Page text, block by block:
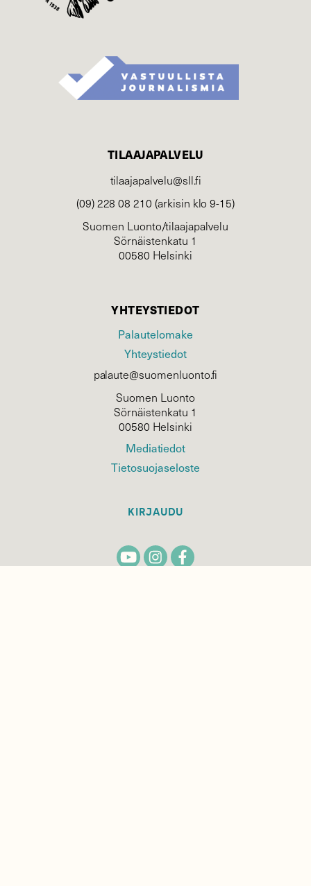
TILAAJAPALVELU
tilaajapalvelu@sll.fi
(09) 228 08 210 (arkisin klo 9-15)
Suomen Luonto/tilaajapalvelu
Sörnäistenkatu 1
00580 Helsinki
YHTEYSTIEDOT
Palautelomake
Yhteystiedot
palaute@suomenluonto.fi
Suomen Luonto
Sörnäistenkatu 1
00580 Helsinki
Mediatiedot
Tietosuojaseloste
KIRJAUDU